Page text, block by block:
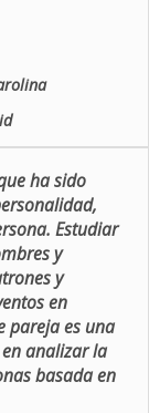
ha sido
Estudiar
y
y
en
pareja es una
analizar la
basada en